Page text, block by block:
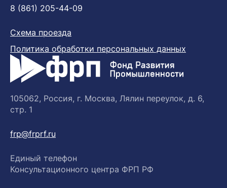
8 (861) 205-44-09
Схема проезда
Политика обработки персональных данных
105062, Россия, г. Москва, Лялин переулок, д. 6,
стр. 1
frp@frprf.ru
Единый телефон
Консультационного центра ФРП РФ